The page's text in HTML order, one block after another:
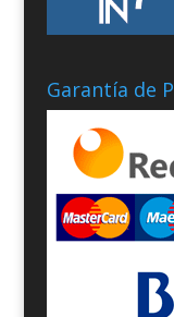
Garantía de